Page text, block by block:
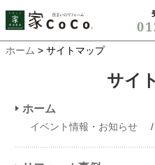
ホーム > サイトマップ
サイ
ホーム
イベント情報・お知らせ /